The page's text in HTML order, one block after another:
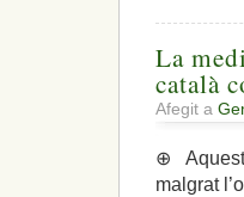
La
català
Afegit a
⊕ Aquest
malgrat